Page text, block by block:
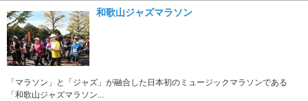
和歌山ジャズマラソン
「マラソン」と「ジャズ」が融合した日本初のミュージックマラソンである
「和歌山ジャズマラソン...